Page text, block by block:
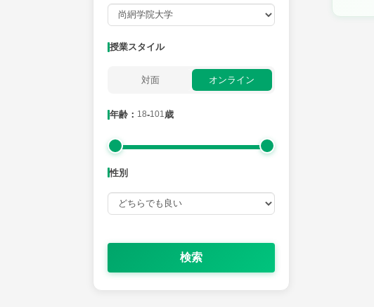
授業スタイル
対面 オンライン
年齢： 18-101歳
性別
検索
所属大学